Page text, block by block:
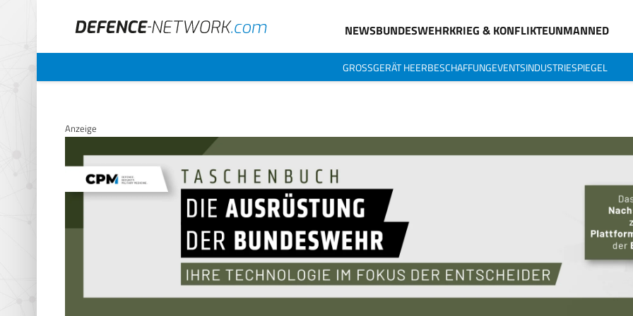
NEWSBUNDESWEHRKRIEG & KONFLIKTEUNMANNED
GROSSGERÄT HEERBESCHAFFUNGEVENTSINDUSTRIESPIEGEL
Anzeige